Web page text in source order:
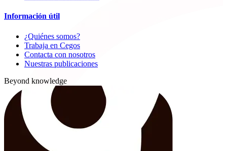
Información útil
¿Quiénes somos?
Trabaja en Cegos
Contacta con nosotros
Nuestras publicaciones
Beyond knowledge